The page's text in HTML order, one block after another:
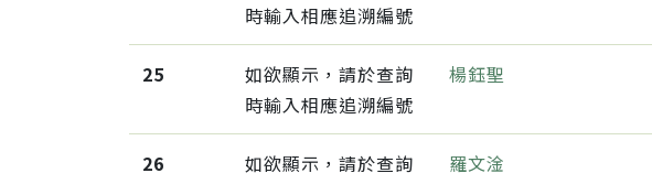
時輸入相應追溯編號
25
如欲顯示，請於查詢
時輸入相應追溯編號
楊鈺聖
26
如欲顯示，請於查詢
羅文淦